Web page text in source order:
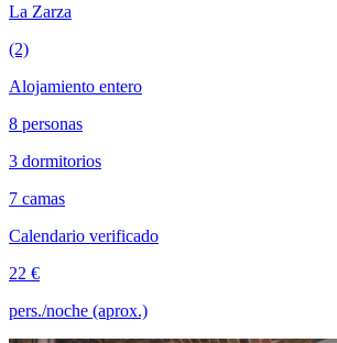
La Zarza
(2)
Alojamiento entero
8 personas
3 dormitorios
7 camas
Calendario verificado
22 €
pers./noche (aprox.)